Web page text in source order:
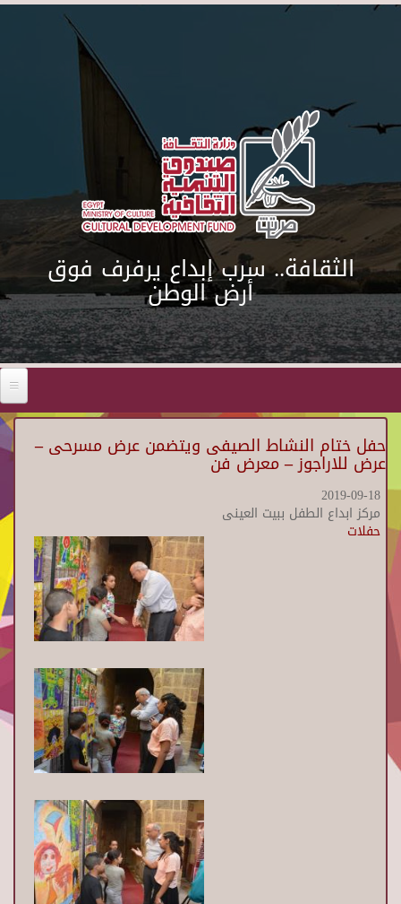
Skip to main content
الثقافة.. سرب إبداع يرفرف فوق
أرض الوطن
حفل ختام النشاط الصيفى ويتضمن عرض مسرحى –
عرض للاراجوز – معرض فن
2019-09-18
مركز ابداع الطفل ببيت العينى
حفلات